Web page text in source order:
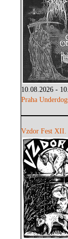
10.08.2026 -
Praha
Vzdor Fest XII.